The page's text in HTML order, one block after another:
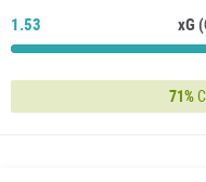
1.53 xG
71%